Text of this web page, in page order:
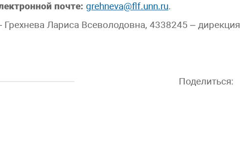
почте: grehneva@flf.unn.ru.
Лариса Всеволодовна, 4338245 – дирекция
Поделиться: